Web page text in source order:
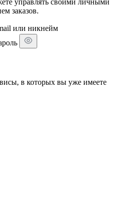
управлять своими личными
заказов.
или никнейм
в которых вы уже имеете